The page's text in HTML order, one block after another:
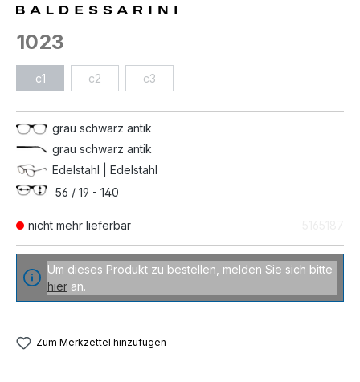
nicht mehr lieferbar
1023
c1 c2 c3
grau schwarz antik
grau schwarz antik
Edelstahl | Edelstahl
56 / 19 - 140
Um dieses Produkt zu bestellen, melden Sie sich bitte
hier an.
Zum Merkzettel hinzufügen